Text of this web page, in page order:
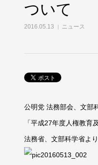
ついて
2016.05.13 ニュース
公明党 法務部会、文部
「平成27年度人権教
法務省、文部科学省よ